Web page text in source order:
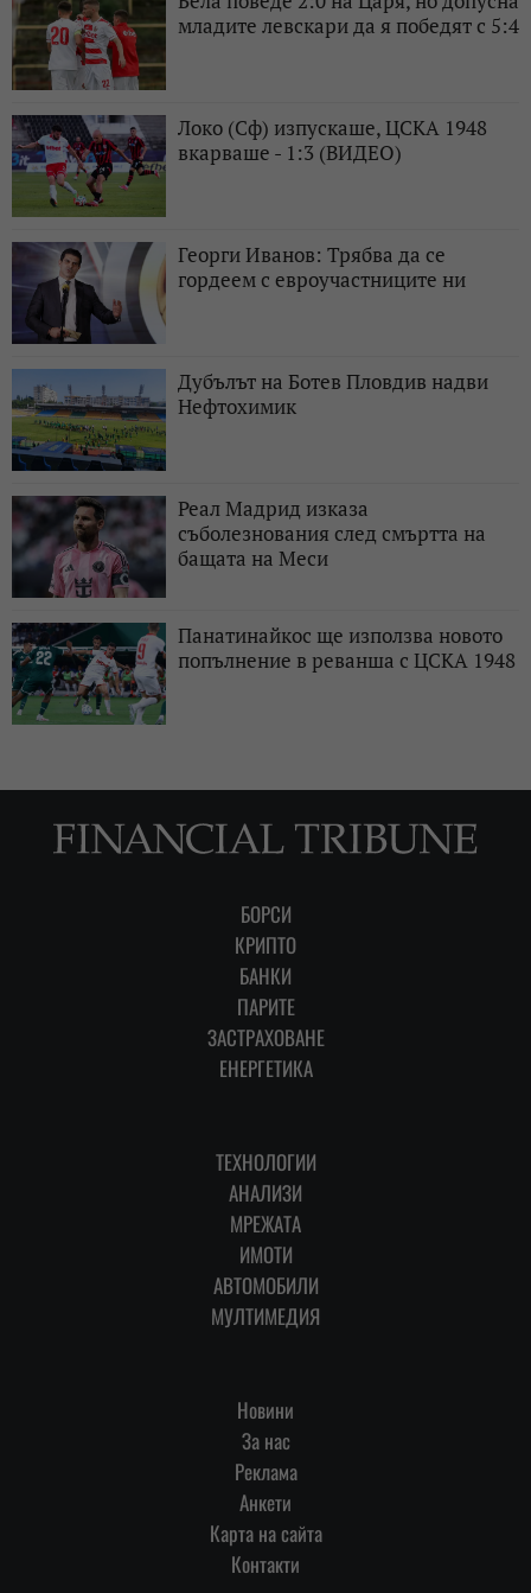
младите левскари да я победят с 5:4
Локо (Сф) изпускаше, ЦСКА 1948
вкарваше - 1:3 (ВИДЕО)
Георги Иванов: Трябва да се
гордеем с евроучастниците ни
Дубълът на Ботев Пловдив надви
Нефтохимик
Реал Мадрид изказа
съболезнования след смъртта на
бащата на Меси
Панатинайкос ще използва новото
попълнение в реванша с ЦСКА 1948
БОРСИ
КРИПТО
БАНКИ
ПАРИТЕ
ЗАСТРАХОВАНЕ
ЕНЕРГЕТИКА
ТЕХНОЛОГИИ
АНАЛИЗИ
МРЕЖАТА
ИМОТИ
АВТОМОБИЛИ
МУЛТИМЕДИЯ
Новини
За нас
Реклама
Анкети
Карта на сайта
Контакти